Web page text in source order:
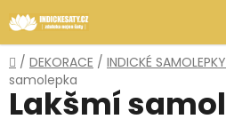
na
obsah
Domů
/ DEKORACE / INDICKÉ
samolepka
Lakšmí